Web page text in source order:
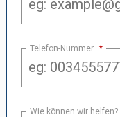
Telefon-Nummer *
Wie können wir helfen?